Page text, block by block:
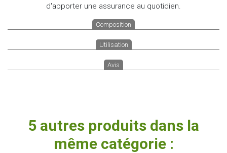
d'apporter une assurance au quotidien.
Composition
Utilisation
Avis
5 autres produits dans la
même catégorie :